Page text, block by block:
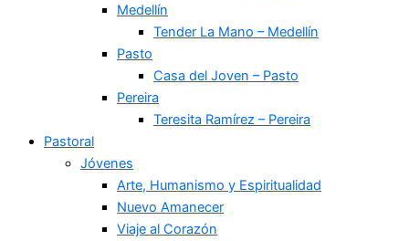
Medellín
Tender La Mano – Medellín
Pasto
Casa del Joven – Pasto
Pereira
Teresita Ramírez – Pereira
Pastoral
Jóvenes
Arte, Humanismo y Espiritualidad
Nuevo Amanecer
Viaje al Corazón